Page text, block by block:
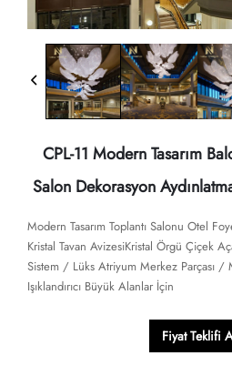
CPL-11 Modern Tasarım
Salon Dekorasyon
Modern Tasarım Toplantı Salonu Otel
Kristal Tavan AvizesiKristal Örgü Çiçek
Sistem / Lüks Atriyum Merkez Parçası /
Işıklandırıcı Büyük Alanlar İçin
Fiyat Teklifi